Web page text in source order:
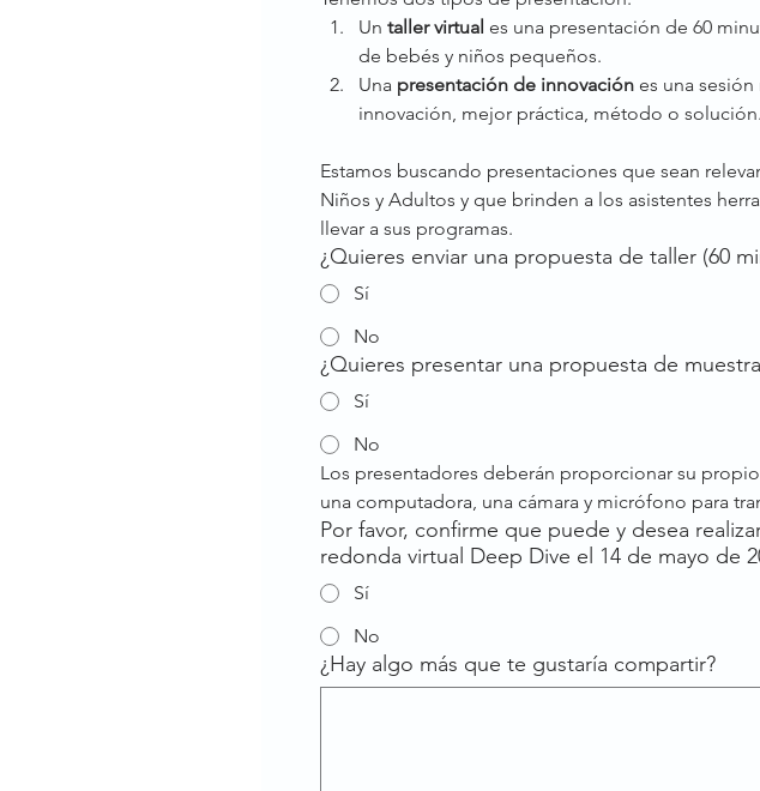
Un taller virtual es una presentación de 60
de bebés y niños pequeños.
Una presentación de innovación es una
innovación, mejor práctica, método o solución.
Estamos buscando presentaciones que sean
Niños y Adultos y que brinden a los asistentes
llevar a sus programas.
¿Quieres enviar una propuesta de taller (60
Sí
No
¿Quieres presentar una propuesta de
Sí
No
Los presentadores deberán proporcionar su
una computadora, una cámara y micrófono para
Por favor, confirme que puede y desea
redonda virtual Deep Dive el 14 de mayo de
Sí
No
¿Hay algo más que te gustaría compartir?